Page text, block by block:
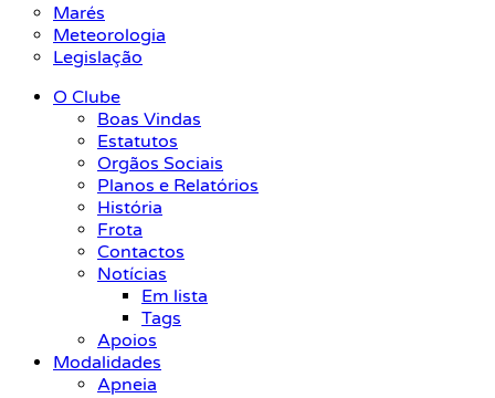
Marés
Meteorologia
Legislação
O Clube
Boas Vindas
Estatutos
Orgãos Sociais
Planos e Relatórios
História
Frota
Contactos
Notícias
Em lista
Tags
Apoios
Modalidades
Apneia